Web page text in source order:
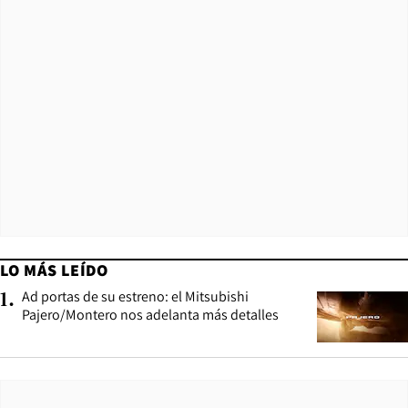
LO MÁS LEÍDO
1. Ad portas de su estreno: el Mitsubishi
Pajero/Montero nos adelanta más detalles